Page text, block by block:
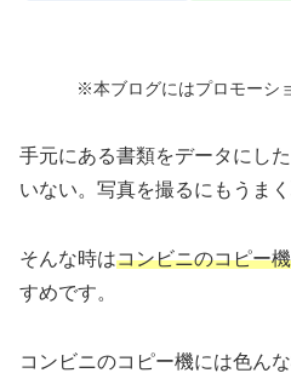
※本ブログにはプロモーシ
手元にある書類をデータにし
いない。写真を撮るにもうまく
そんな時はコンビニのコピー
すめです。
コンビニのコピー機には色ん